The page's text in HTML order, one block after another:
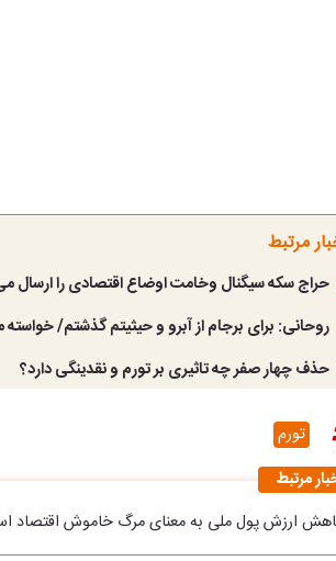
مرتبط
حراج سکه سیگنال وخامت اوضاع اقتصادی را ارسال
روحانی: برای برجام از آبرو و حیثیتم گذشتم/ خواسته من تورم ۳
حذف چهار صفر چه تاثیری بر تورم و نقدینگی دارد؟
تورم
مرتبط
ارزش پول ملی به معنای مرگ خاموش اقتصاد